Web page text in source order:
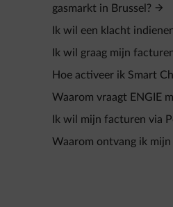
gasmarkt in Brussel?
Ik wil een klacht
Ik wil graag mijn
Hoe activeer ik Smart
Waarom vraagt ENGIE
Ik wil mijn facturen via
Waarom ontvang ik